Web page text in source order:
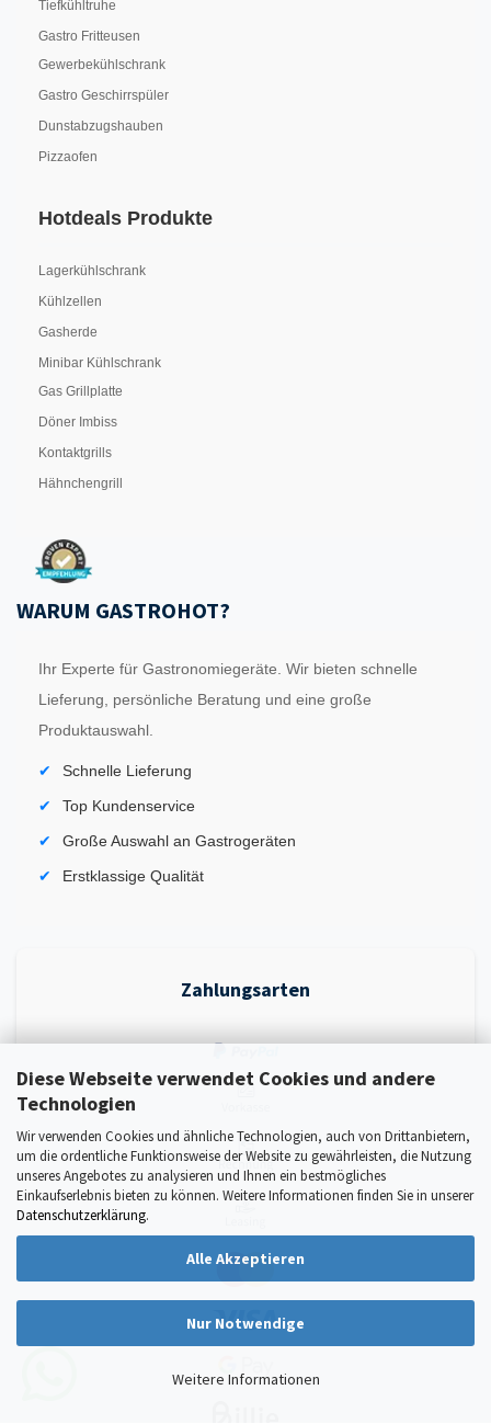
Diese Webseite verwendet Cookies und andere
Technologien
Wir verwenden Cookies und ähnliche Technologien, auch von Drittanbietern,
um die ordentliche Funktionsweise der Website zu gewährleisten, die Nutzung
unseres Angebotes zu analysieren und Ihnen ein bestmögliches
Einkaufserlebnis bieten zu können. Weitere Informationen finden Sie in unserer
Datenschutzerklärung.
Alle Akzeptieren
Nur Notwendige
Weitere Informationen
Tiefkühltruhe
Gastro Fritteusen
Gewerbekühlschrank
Gastro Geschirrspüler
Dunstabzugshauben
Pizzaofen
Hotdeals Produkte
Lagerkühlschrank
Kühlzellen
Gasherde
Minibar Kühlschrank
Gas Grillplatte
Döner Imbiss
Kontaktgrills
Hähnchengrill
WARUM GASTROHOT?
Ihr Experte für Gastronomiegeräte. Wir bieten schnelle
Lieferung, persönliche Beratung und eine große
Produktauswahl.
Schnelle Lieferung
Top Kundenservice
Große Auswahl an Gastrogeräten
Erstklassige Qualität
Zahlungsarten